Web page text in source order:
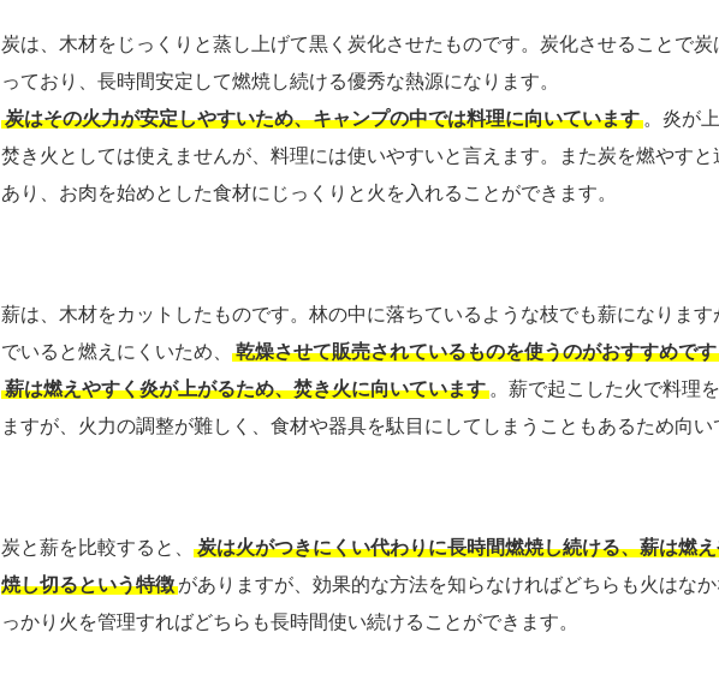
炭は、木材をじっくりと蒸し上げて黒く炭化させたものです。炭化させることで炭
っており、長時間安定して燃焼し続ける優秀な熱源になります。
炭はその火力が安定しやすいため、キャンプの中では料理に向いています 。炎が
焚き火としては使えませんが、料理には使いやすいと言えます。また炭を燃やすと
あり、お肉を始めとした食材にじっくりと火を入れることができます。
薪は、木材をカットしたものです。林の中に落ちているような枝でも薪になります
でいると燃えにくいため、
乾燥させて販売されているものを使うのがおすすめです
薪は燃えやすく炎が上がるため、焚き火に向いています 。薪で起こした火で料理
ますが、火力の調整が難しく、食材や器具を駄目にしてしまうこともあるため向い
炭と薪を比較すると、
炭は火がつきにくい代わりに長時間燃焼し続ける、薪は燃
焼し切るという特徴 がありますが、効果的な方法を知らなければどちらも火はな
っかり火を管理すればどちらも長時間使い続けることができます。